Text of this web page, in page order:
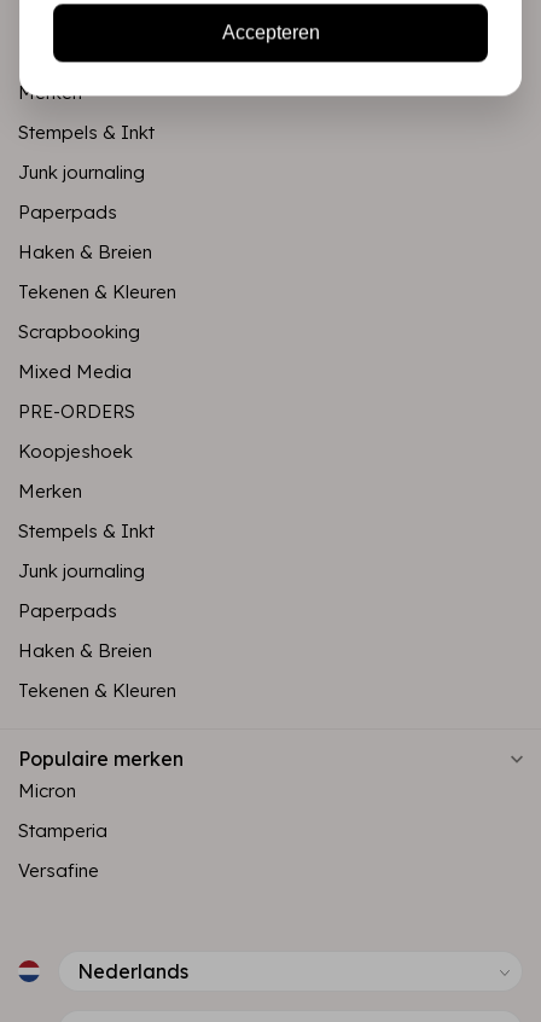
PRE-ORDERS
Koopjeshoek
Merken
Stempels & Inkt
Junk journaling
Paperpads
Haken & Breien
Tekenen & Kleuren
Scrapbooking
Mixed Media
PRE-ORDERS
Koopjeshoek
Merken
Stempels & Inkt
Junk journaling
Paperpads
Haken & Breien
Tekenen & Kleuren
Populaire merken
Micron
Stamperia
Versafine
Accepteren